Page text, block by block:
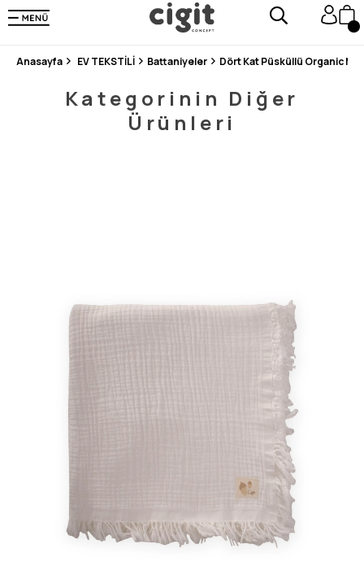
250.000'DEN FAZLA DEĞERLENDİRMEDE 5 ÜZERİNDEN 4.8 PUAN ALDI ⭐⭐⭐⭐⭐
3 MİLYONDAN FAZLA MUTLU MÜŞTERİ ❤️ 10 MİLYON ÜRÜN
Anasayfa EV TEKSTİLİ Battaniyeler Dört Kat Püsküllü Organic
Kategorinin Diğer
Ürünleri